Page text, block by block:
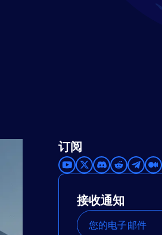
订阅
接收通知